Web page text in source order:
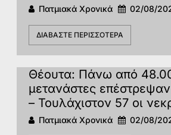
Πατμιακά Χρονικά 02/08/
ΔΙΑΒΆΣΤΕ ΠΕΡΙΣΣΌΤΕΡΑ
Θέουτα: Πάνω από
μετανάστες
– Τουλάχιστον 57 οι
Πατμιακά Χρονικά 02/08/